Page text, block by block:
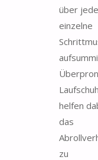
über
einzelne
helfen
das
zu